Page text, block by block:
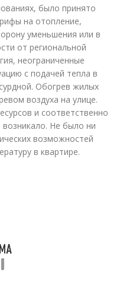
было принято
на отопление,
уменьшения или в
от региональной
неограниченные
с подачей тепла в
Обогрев жилых
воздуха на улице.
и соответственно
возникало. Не было ни
возможностей
в квартире.